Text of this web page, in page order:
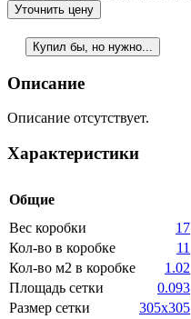
Уточнить цену
Купил бы, но нужно...
Описание
Описание отсутствует.
Характеристики
Общие
Вес коробки
17
Кол-во в коробке
11
Кол-во м2 в коробке
1.02
Площадь сетки
0.093
Размер сетки
305x305